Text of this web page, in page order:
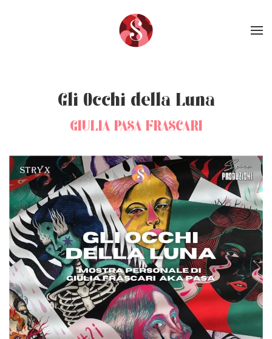
Skip to main content
Gli Occhi della Luna
GIULIA PASA FRASCARI